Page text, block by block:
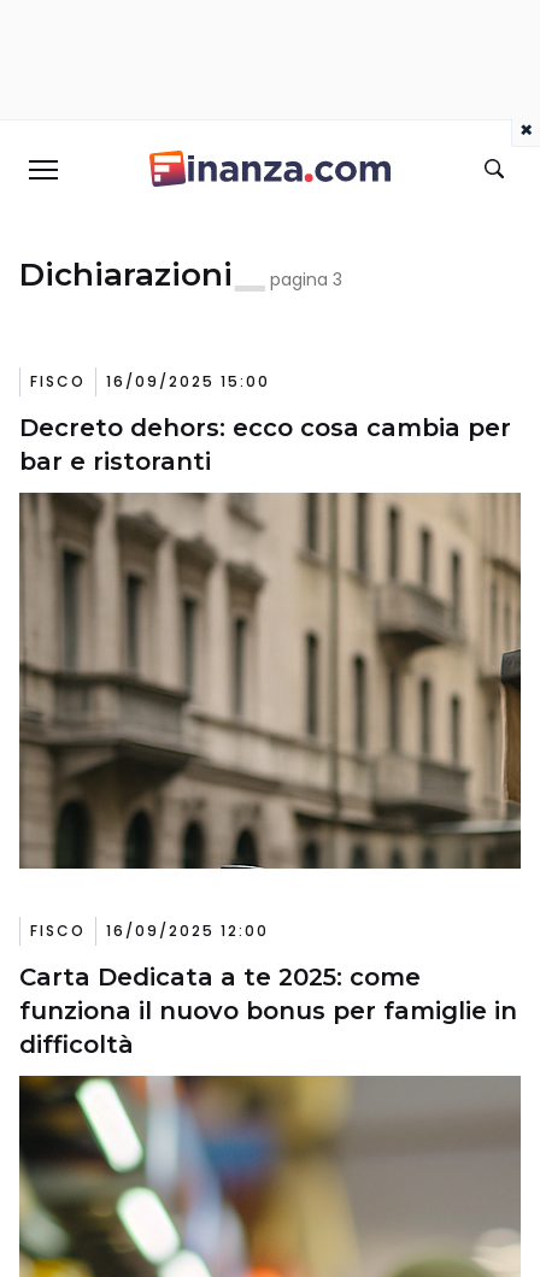
Dichiarazioni pagina 3
FISCO 16/09/2025 15:00
Decreto dehors: ecco cosa cambia per
bar e ristoranti
FISCO 16/09/2025 12:00
Carta Dedicata a te 2025: come
funziona il nuovo bonus per famiglie in
difficoltà
×